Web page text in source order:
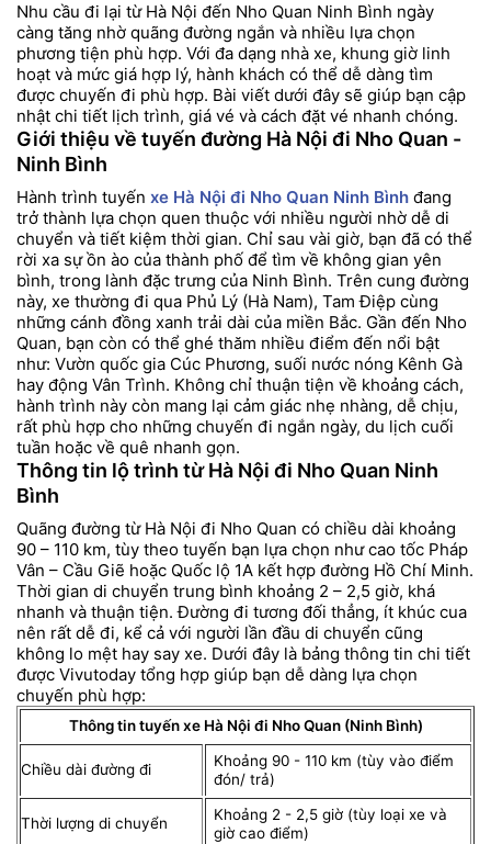
Nhu cầu đi lại từ Hà Nội đến Nho Quan Ninh Bình ngày
càng tăng nhờ quãng đường ngắn và nhiều lựa chọn
phương tiện phù hợp. Với đa dạng nhà xe, khung giờ linh
hoạt và mức giá hợp lý, hành khách có thể dễ dàng tìm
được chuyến đi phù hợp. Bài viết dưới đây sẽ giúp bạn cập
nhật chi tiết lịch trình, giá vé và cách đặt vé nhanh chóng.
Giới thiệu về tuyến đường Hà Nội đi Nho Quan -
Ninh Bình
Hành trình tuyến xe Hà Nội đi Nho Quan Ninh Bình đang
trở thành lựa chọn quen thuộc với nhiều người nhờ dễ di
chuyển và tiết kiệm thời gian. Chỉ sau vài giờ, bạn đã có thể
rời xa sự ồn ào của thành phố để tìm về không gian yên
bình, trong lành đặc trưng của Ninh Bình. Trên cung đường
này, xe thường đi qua Phủ Lý (Hà Nam), Tam Điệp cùng
những cánh đồng xanh trải dài của miền Bắc. Gần đến Nho
Quan, bạn còn có thể ghé thăm nhiều điểm đến nổi bật
như: Vườn quốc gia Cúc Phương, suối nước nóng Kênh Gà
hay động Vân Trình. Không chỉ thuận tiện về khoảng cách,
hành trình này còn mang lại cảm giác nhẹ nhàng, dễ chịu,
rất phù hợp cho những chuyến đi ngắn ngày, du lịch cuối
tuần hoặc về quê nhanh gọn.
Thông tin lộ trình từ Hà Nội đi Nho Quan Ninh
Bình
Quãng đường từ Hà Nội đi Nho Quan có chiều dài khoảng
90 – 110 km, tùy theo tuyến bạn lựa chọn như cao tốc Pháp
Vân – Cầu Giẽ hoặc Quốc lộ 1A kết hợp đường Hồ Chí Minh.
Thời gian di chuyển trung bình khoảng 2 – 2,5 giờ, khá
nhanh và thuận tiện. Đường đi tương đối thẳng, ít khúc cua
nên rất dễ đi, kể cả với người lần đầu di chuyển cũng
không lo mệt hay say xe. Dưới đây là bảng thông tin chi tiết
được Vivutoday tổng hợp giúp bạn dễ dàng lựa chọn
chuyến phù hợp:
Thông tin tuyến xe Hà Nội đi Nho Quan (Ninh Bình)
Chiều dài đường đi
Khoảng 90 - 110 km (tùy vào điểm
đón/ trả)
Thời lượng di chuyển
Khoảng 2 - 2,5 giờ (tùy loại xe và
giờ cao điểm)